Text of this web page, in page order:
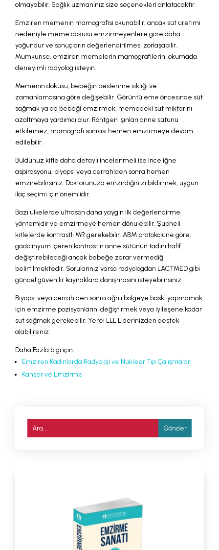
olmayabilir. Sağlık uzmanınız size seçenekleri anlatacaktır.
Emziren memenin mamografisi okunabilir; ancak süt üretimi
nedeniyle meme dokusu emzirmeyenlere göre daha
yoğundur ve sonuçların değerlendirilmesi zorlaşabilir.
Mümkünse, emziren memelerin mamografilerini okumada
deneyimli radyolog isteyin.
Memenin dokusu, bebeğin beslenme sıklığı ve
zamanlamasına göre değişebilir. Görüntüleme öncesinde süt
sağmak ya da bebeği emzirmek, memedeki süt miktarını
azaltmaya yardımcı olur. Röntgen ışınları anne sütünü
etkilemez, mamografi sonrası hemen emzirmeye devam
edilebilir.
Buldunuz kitle daha detaylı incelenmeli ise ince iğne
aspirasyonu, biyopsi veya cerrahiden sonra hemen
emzirebilirsiniz. Doktorunuza emzirdiğinizi bildirmek, uygun
ilaç seçimi için önemlidir.
Bazı ülkelerde ultrason daha yaygın ilk değerlendirme
yöntemidir ve emzirmeye hemen dönülebilir. Şüpheli
kitlelerde kontrastlı MR gerekebilir. ABM protokolüne göre,
gadolinyum içeren kontrastın anne sütünün tadını hafif
değiştirebileceği ancak bebeğe zarar vermediği
belirtilmektedir. Sorularınız varsa radyologdan LACTMED gibi
güncel güvenilir kaynaklara danışmasını isteyebilirsiniz.
Biyopsi veya cerrahiden sonra ağrılı bölgeye baskı yapmamak
için emzirme pozisyonlarını değiştirmek veya iyileşene kadar
süt sağmak gerekebilir. Yerel LLL Liderinizden destek
alabilirsiniz.
Daha Fazla bigi için:
Emziren Kadınlarda Radyoloji ve Nükleer Tıp Çalışmaları
Kanser ve Emzirme